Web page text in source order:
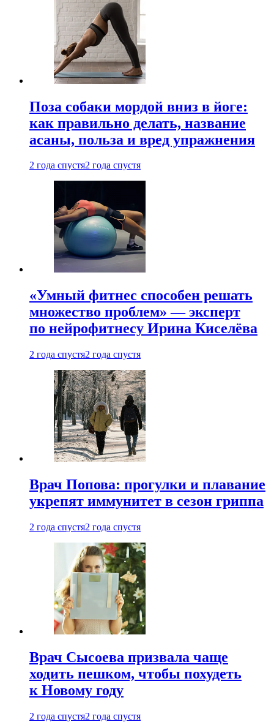
Поза собаки мордой вниз в йоге:
как правильно делать, название
асаны, польза и вред упражнения
2 года спустя2 года спустя
«Умный фитнес способен решать
множество проблем» — эксперт
по нейрофитнесу Ирина Киселёва
2 года спустя2 года спустя
Врач Попова: прогулки и плавание
укрепят иммунитет в сезон гриппа
2 года спустя2 года спустя
Врач Сысоева призвала чаще
ходить пешком, чтобы похудеть
к Новому году
2 года спустя2 года спустя